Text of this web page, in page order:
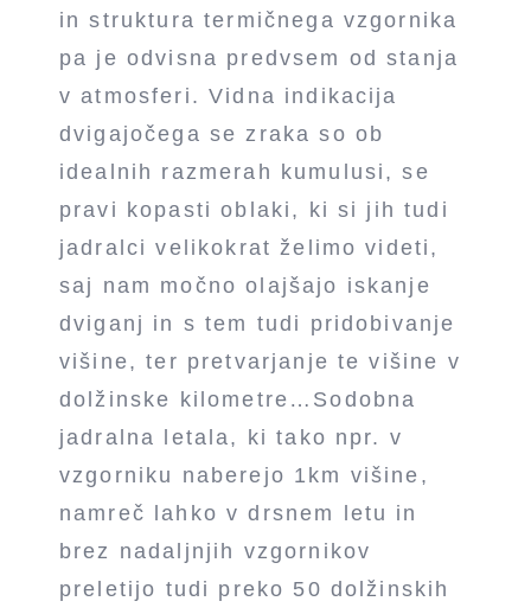
in struktura termičnega vzgornika
pa je odvisna predvsem od stanja
v atmosferi. Vidna indikacija
dvigajočega se zraka so ob
idealnih razmerah kumulusi, se
pravi kopasti oblaki, ki si jih tudi
jadralci velikokrat želimo videti,
saj nam močno olajšajo iskanje
dviganj in s tem tudi pridobivanje
višine, ter pretvarjanje te višine v
dolžinske kilometre…Sodobna
jadralna letala, ki tako npr. v
vzgorniku naberejo 1km višine,
namreč lahko v drsnem letu in
brez nadaljnjih vzgornikov
preletijo tudi preko 50 dolžinskih